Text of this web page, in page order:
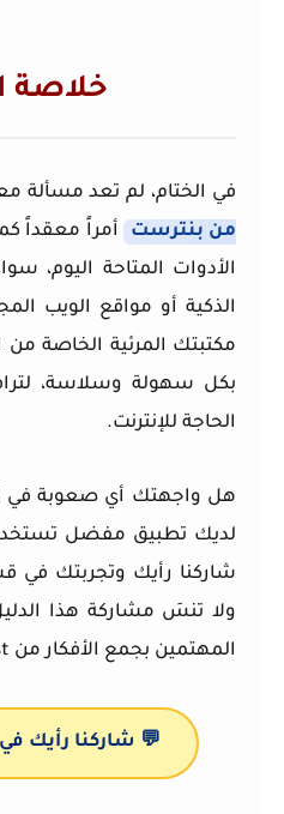
خلاصة
في الختام، لم تعد مسألة
من بنترست
أمراً معقداً
الأدوات المتاحة اليوم،
الذكية أو مواقع الويب
مكتبتك المرئية الخاصة من
بكل سهولة وسلاسة،
الحاجة للإنترنت.
هل واجهتك أي صعوبة في
لديك تطبيق مفضل
شاركنا رأيك وتجربتك في
ولا تنسَ مشاركة هذا
المهتمين بجمع الأفكار من Pinterest لتعم الفائدة!
💬 شاركنا رأيك